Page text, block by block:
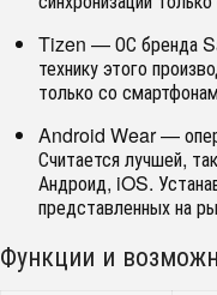
Tizen — ОС бренда
технику этого
только со
Android Wear —
Считается лучшей,
Андроид, iOS.
представленных на
Функции и